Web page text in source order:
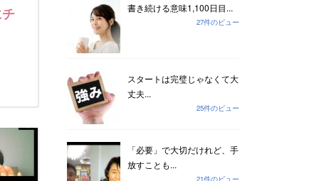
書き続ける意味1,100日目...
27件のビュー
スタートは完璧じゃなくて大
丈夫...
25件のビュー
「必要」で大切だけれど、手
放すことも...
21件のビュー